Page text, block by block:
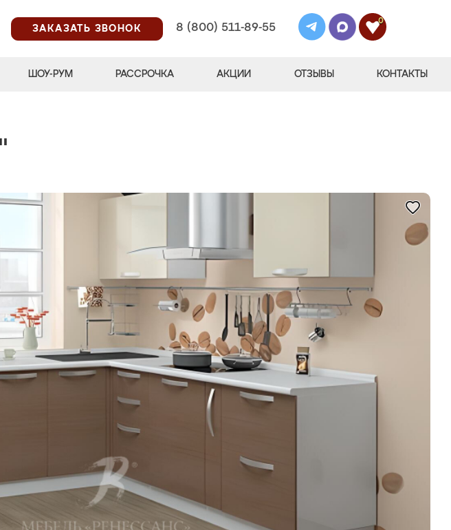
ЗАКАЗАТЬ ЗВОНОК
8 (800) 511-89-55
0
ШОУ-РУМ РАССРОЧКА АКЦИИ ОТЗЫВЫ КОНТАКТЫ